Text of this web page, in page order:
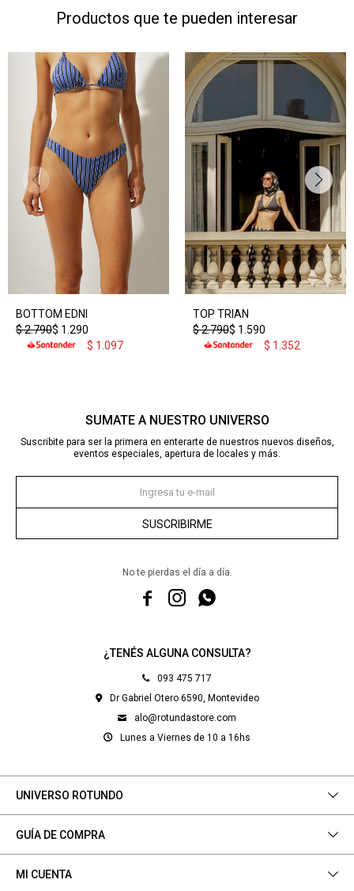
Productos que te pueden interesar
BOTTOM EDNI
$ 1.290
$2.790
$ 1.097
TOP TRIAN
$ 1.590
$2.790
$ 1.352
¿TENÉS ALGUNA CONSULTA?
093 475 717
Dr Gabriel Otero 6590, Montevideo
alo@rotundastore.com
Lunes a Viernes de 10 a 16hs
UNIVERSO ROTUNDO
GUÍA DE COMPRA
MI CUENTA
SUMATE A NUESTRO UNIVERSO
Suscribite para ser la primera en enterarte de nuestros nuevos diseños,
eventos especiales, apertura de locales y más.
SUSCRIBIRME
No te pierdas el día a día.
  